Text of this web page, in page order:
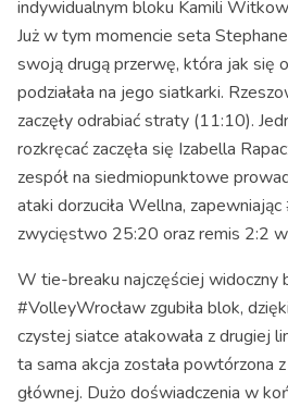
indywidualnym bloku Kamili
Już w tym momencie seta
swoją drugą przerwę, która jak się
podziałała na jego siatkarki.
zaczęły odrabiać straty (11:10).
rozkręcać zaczęła się Izabella
zespół na siedmiopunktowe
ataki dorzuciła Wellna,
zwycięstwo 25:20 oraz remis 2:2 w
W tie-breaku najczęściej widoczny
#VolleyWrocław zgubiła blok,
czystej siatce atakowała z drugiej
ta sama akcja została powtórzona
głównej. Dużo doświadczenia w